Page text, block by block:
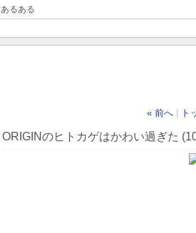
あるある
« 前へ ト
ORIGINのヒトカゲはかわい過ぎた